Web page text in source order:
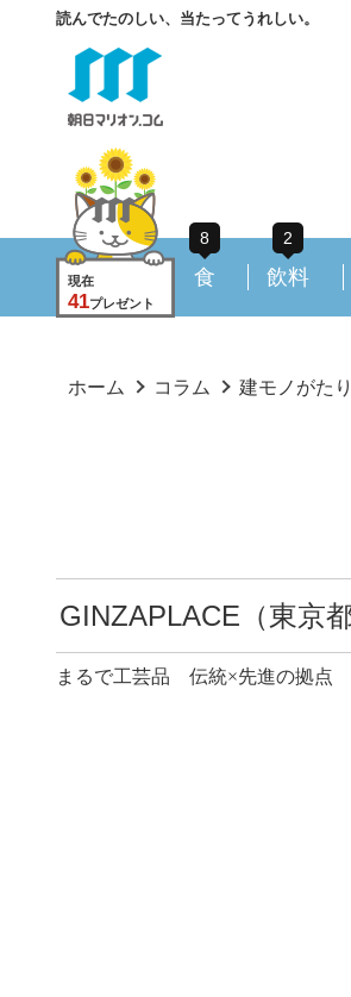
読んでたのしい、当たってうれしい。
現在
41プレゼント
8
食
2
飲料
ホーム コラム 建モノがたり
GINZAPLACE（東京
まるで工芸品 伝統×先進の拠点